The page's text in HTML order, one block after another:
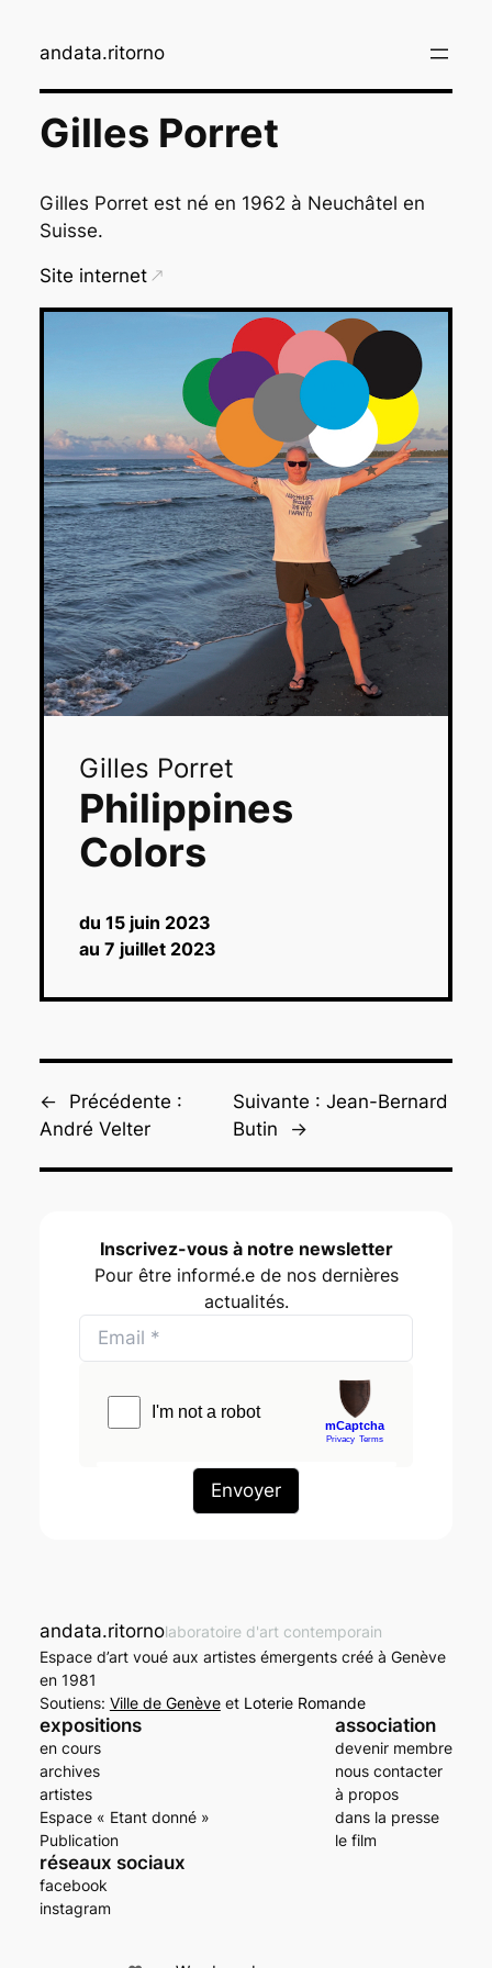
contenu
andata.ritorno
Gilles Porret
Gilles Porret est né en 1962 à Neuchâtel en
Suisse.
Site internet
Gilles Porret
Philippines
Colors
du 15 juin 2023
au 7 juillet 2023
←
Précédente :
André Velter
Suivante : Jean-Bernard
Butin
→
Inscrivez-vous à notre newsletter
Pour être informé.e de nos dernières
actualités.
andata.ritornolaboratoire d'art contemporain
Espace d’art voué aux artistes émergents créé à Genève
en 1981
Soutiens: Ville de Genèveet Loterie Romande
expositions
en cours
archives
artistes
Espace « Etant donné »
Publication
association
devenir membre
nous contacter
à propos
dans la presse
le film
réseaux sociaux
facebook
instagram